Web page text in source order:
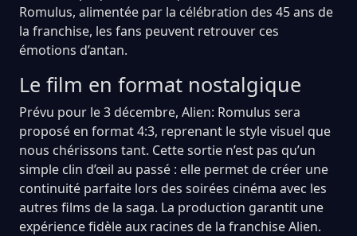
Romulus, alimentée par la célébration des 45 ans de
la franchise, les fans peuvent retrouver ces
émotions d’antan.
Le film en format nostalgique
Prévu pour le 3 décembre, Alien: Romulus sera
proposé en format 4:3, reprenant le style visuel que
nous chérissons tant. Cette sortie n’est pas qu’un
simple clin d’œil au passé : elle permet de créer une
continuité parfaite lors des soirées cinéma avec les
autres films de la saga. La production garantit une
expérience fidèle aux racines de la franchise Alien.